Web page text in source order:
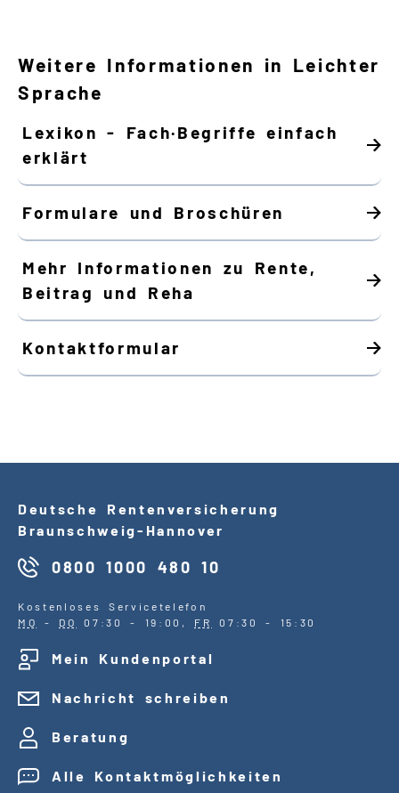
Weitere Informationen in Leichter
Sprache
Lexikon - Fach·Begriffe einfach
erklärt
Formulare und Broschüren
Mehr Informationen zu Rente,
Beitrag und Reha
Kontaktformular
Deutsche Rentenversicherung
Braunschweig-Hannover
0800 1000 480 10
Kostenloses Servicetelefon
MO
- DO 07:30 - 19:00, FR 07:30 - 15:30
Mein Kundenportal
Nachricht schreiben
Beratung
Alle Kontaktmöglichkeiten